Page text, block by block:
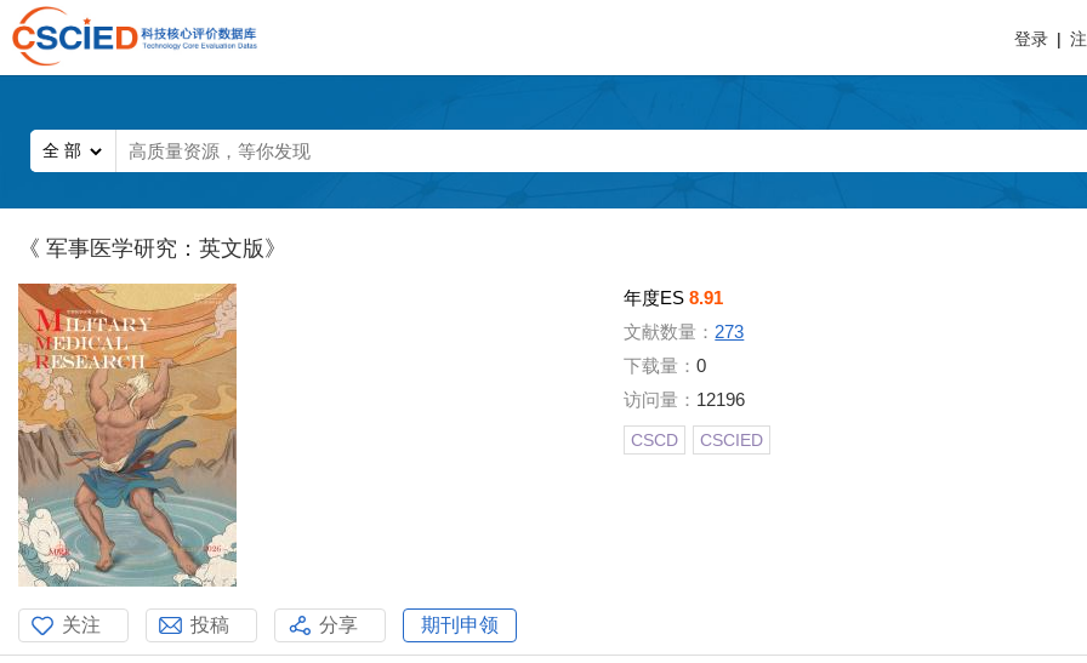
登录 |
《 军事医学研究：英文版》
年度ES8.91
文献数量： 273
下载量：0
访问量： 12196
CSCD CSCIED
关注 投稿 分享 期刊申领